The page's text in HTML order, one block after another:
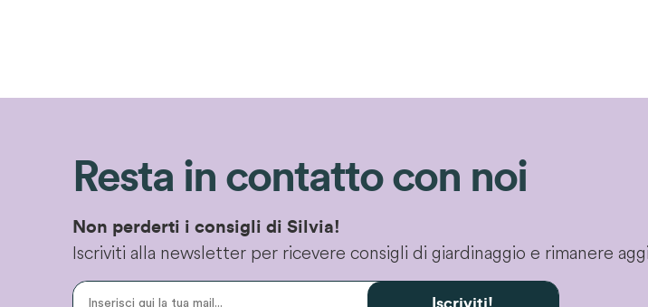
Resta in contatto con noi
Non perderti i consigli di Silvia!
Iscriviti alla newsletter per ricevere consigli di giardinaggio e rimanere
Iscriviti!